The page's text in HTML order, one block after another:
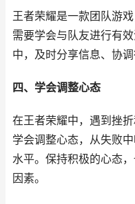
王者荣耀是一款团队游
需要学会与队友进行有
中，及时分享信息、协
四、学会调整心态
在王者荣耀中，遇到挫
学会调整心态，从失败
水平。保持积极的心态
因素。